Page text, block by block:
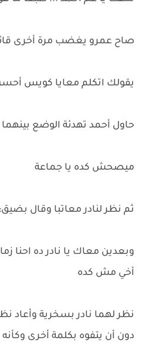
صاح عمرو يغضب مرة أخرى
يقولك اتكلم معايا كويس
حاول أحمد تهدئة الوضع
ميصحش كده يا جماعة
ثم نظر لنادر معاتبا وقال بضيق:
وبعدين معاك يا نادر ده احنا
أخي مش كده
نظر لهما نادر بسخرية وأعاد
دون أن يتفوه بكلمة أخرى